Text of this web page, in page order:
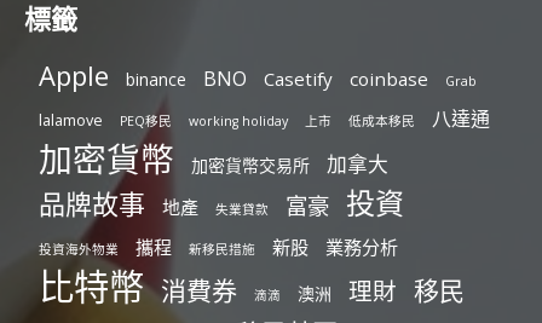
標籤
Apple binance BNO Casetify coinbase Grab
lalamove PEQ移民 working holiday 上市 低成本移民 八達通
加密貨幣 加密貨幣交易所 加拿大
品牌故事 地產 失業貸款 富豪 投資
投資海外物業 攜程 新移民措施 新股 業務分析
比特幣 消費券 滴滴 澳洲 理財 移民